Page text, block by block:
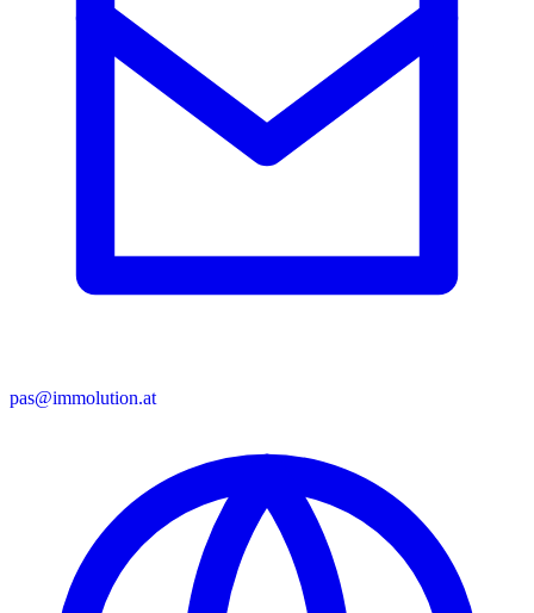
pas@immolution.at